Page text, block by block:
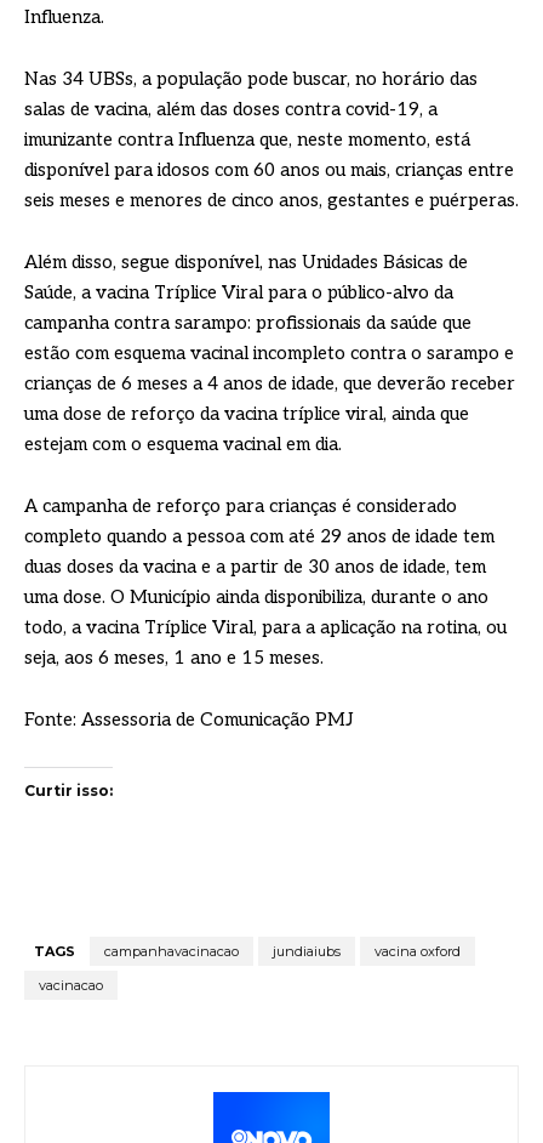
Influenza.
Nas 34 UBSs, a população pode buscar, no horário das
salas de vacina, além das doses contra covid-19, a
imunizante contra Influenza que, neste momento, está
disponível para idosos com 60 anos ou mais, crianças entre
seis meses e menores de cinco anos, gestantes e puérperas.
Além disso, segue disponível, nas Unidades Básicas de
Saúde, a vacina Tríplice Viral para o público-alvo da
campanha contra sarampo: profissionais da saúde que
estão com esquema vacinal incompleto contra o sarampo e
crianças de 6 meses a 4 anos de idade, que deverão receber
uma dose de reforço da vacina tríplice viral, ainda que
estejam com o esquema vacinal em dia.
A campanha de reforço para crianças é considerado
completo quando a pessoa com até 29 anos de idade tem
duas doses da vacina e a partir de 30 anos de idade, tem
uma dose. O Município ainda disponibiliza, durante o ano
todo, a vacina Tríplice Viral, para a aplicação na rotina, ou
seja, aos 6 meses, 1 ano e 15 meses.
Fonte: Assessoria de Comunicação PMJ
Curtir isso:
TAGS campanhavacinacao jundiaiubs
vacina oxford
vacinacao